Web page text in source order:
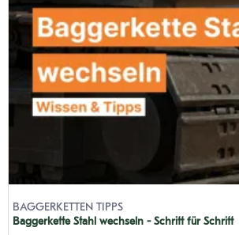
BAGGERKETTEN TIPPS
Baggerkette Stahl wechseln - Schritt für Schritt